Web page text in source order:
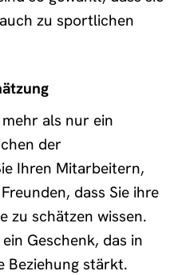
zu sportlichen
als nur ein
der
Ihren Mitarbeitern,
dass Sie ihre
zu schätzen wissen.
Geschenk, das in
Beziehung stärkt.